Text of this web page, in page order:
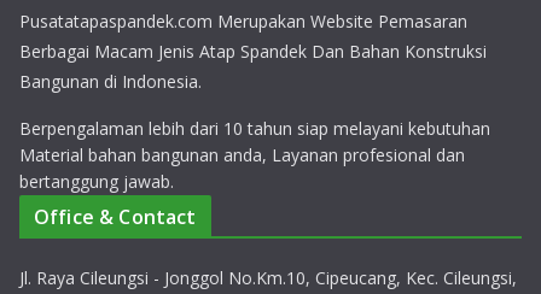
Pusatatapaspandek.com Merupakan Website Pemasaran
Berbagai Macam Jenis Atap Spandek Dan Bahan Konstruksi
Bangunan di Indonesia.
Berpengalaman lebih dari 10 tahun siap melayani kebutuhan
Material bahan bangunan anda, Layanan profesional dan
bertanggung jawab.
Office & Contact
Jl. Raya Cileungsi - Jonggol No.Km.10, Cipeucang, Kec. Cileungsi,